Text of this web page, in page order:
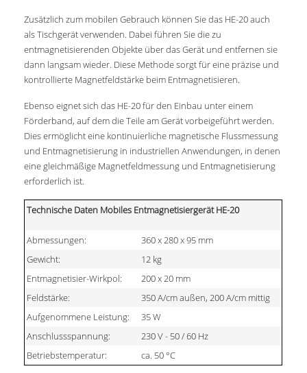
Zusätzlich zum mobilen Gebrauch können Sie das HE-20 auch
als Tischgerät verwenden. Dabei führen Sie die zu
entmagnetisierenden Objekte über das Gerät und entfernen sie
dann langsam wieder. Diese Methode sorgt für eine präzise und
kontrollierte Magnetfeldstärke beim Entmagnetisieren.
Ebenso eignet sich das HE-20 für den Einbau unter einem
Förderband, auf dem die Teile am Gerät vorbeigeführt werden.
Dies ermöglicht eine kontinuierliche magnetische Flussmessung
und Entmagnetisierung in industriellen Anwendungen, in denen
eine gleichmäßige Magnetfeldmessung und Entmagnetisierung
erforderlich ist.
Technische Daten Mobiles Entmagnetisiergerät HE-20
Abmessungen:
360 x 280 x 95 mm
Gewicht:
12 kg
Entmagnetisier-Wirkpol:
200 x 20 mm
Feldstärke:
350 A/cm außen, 200 A/cm mittig
Aufgenommene Leistung:
35 W
Anschlussspannung:
230 V - 50 / 60 Hz
Betriebstemperatur:
ca. 50 °C